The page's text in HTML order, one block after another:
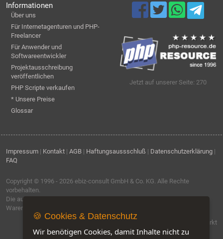
Informationen
Über uns
Für Internetagenturen und PHP-
Freelancer
Für Anwender und
Softwareentwickler
Projektausschreibung
veröffentlichen
PHP Scripte verkaufen
* Unsere Preise
Glossar
Jetzt auf unserer Seite: 270
Impressum | Kontakt | AGB | Haftungsaussschluß | Datenschutzerklärung |
FAQ
Copyright © 1996 - 2026 ebiz-consult GmbH & Co. KG. Alle Rechte
vorbehalten.
Die auf dieser Seite verwendeten Produktbezeichnungen, Namen und
Warenzeichen sind Eigentum der jeweiligen Firmen.
Software by IQ-Markt
🍪 Cookies & Datenschutz
Wir benötigen Cookies, damit Inhalte nicht zu